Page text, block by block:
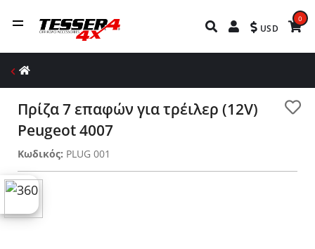
USD
0
Πρίζα 7 επαφών για τρέιλερ (12V)
Peugeot 4007
Κωδικός: PLUG 001